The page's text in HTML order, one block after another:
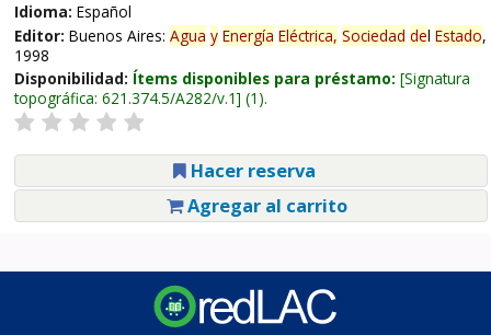
Idioma: Español
Editor: Buenos Aires: Agua y Energía Eléctrica, Sociedad del Estado,
1998
Disponibilidad: Ítems disponibles para préstamo: Signatura
topográfica: 621.374.5/A282/v.1 (1).
Hacer reserva
Agregar al carrito